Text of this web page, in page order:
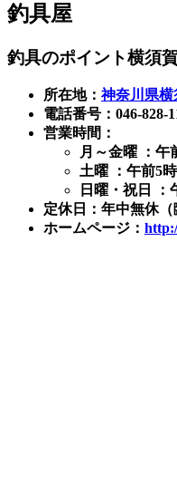
釣具屋
釣具のポイント横須
所在地：神奈川県横
電話番号：046-828-
営業時間：
月～金曜 ：午
土曜 ：午前5
日曜・祝日 ：
定休日：年中無休（
ホームページ：